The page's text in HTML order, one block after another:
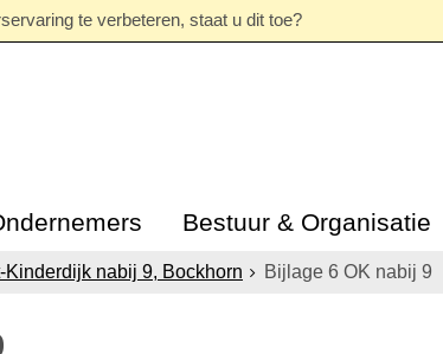
te verbeteren, staat u dit toe?
Bestuur & Organisatie
Kinderdijk nabij 9, Bockhorn Bijlage 6 OK nabij 9